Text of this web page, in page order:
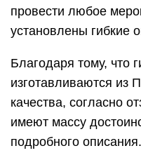
провести любое
установлены гибкие
Благодаря тому, что
изготавливаются из
качества, согласно
имеют массу
подробного описания.